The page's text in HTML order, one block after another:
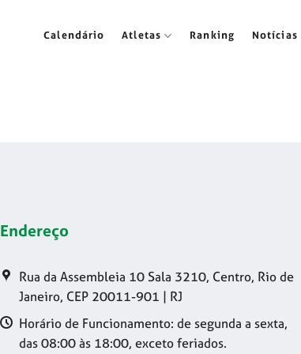
Calendário Atletas Ranking Notícias
Endereço
Rua da Assembleia 10 Sala 3210, Centro, Rio de
Janeiro, CEP 20011-901 | RJ
Horário de Funcionamento: de segunda a sexta,
das 08:00 às 18:00, exceto feriados.